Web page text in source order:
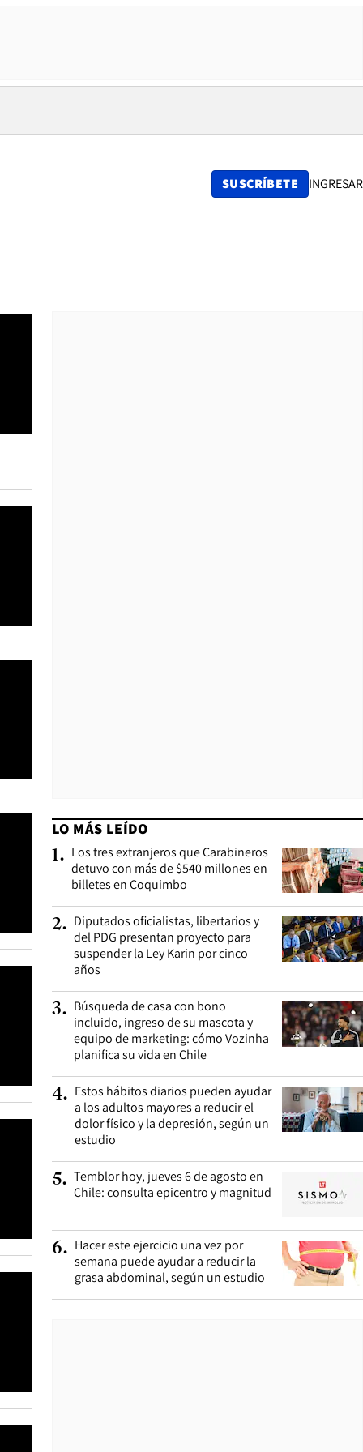
SUSCRÍBETE INGRESAR
LO MÁS LEÍDO
1. Los tres extranjeros que Carabineros
detuvo con más de $540 millones en
billetes en Coquimbo
2. Diputados oficialistas, libertarios y
del PDG presentan proyecto para
suspender la Ley Karin por cinco
años
3. Búsqueda de casa con bono
incluido, ingreso de su mascota y
equipo de marketing: cómo Vozinha
planifica su vida en Chile
4. Estos hábitos diarios pueden ayudar
a los adultos mayores a reducir el
dolor físico y la depresión, según un
estudio
5. Temblor hoy, jueves 6 de agosto en
Chile: consulta epicentro y magnitud
6. Hacer este ejercicio una vez por
semana puede ayudar a reducir la
grasa abdominal, según un estudio